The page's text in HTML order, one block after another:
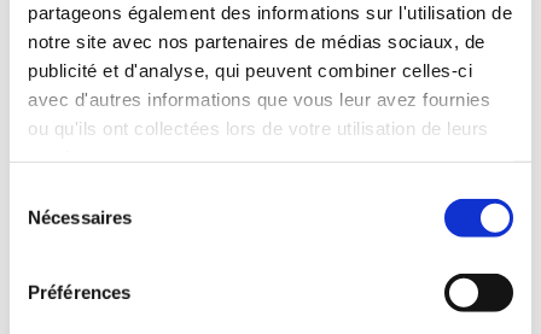
partageons également des informations sur l'utilisation de
notre site avec nos partenaires de médias sociaux, de
publicité et d'analyse, qui peuvent combiner celles-ci
avec d'autres informations que vous leur avez fournies
ou qu'ils ont collectées lors de votre utilisation de leurs
Nécessaires
Préférences
Assurance tous risques (hors franchise)
Carburant : plein à rendre plein
CONDITIONS DE LOCATION
ASSURANCE
Franchise :1000 €